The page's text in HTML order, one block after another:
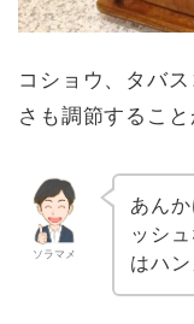
コショウ、タバ
さも調節すること
ソラマメ
あん
ッシ
はハ